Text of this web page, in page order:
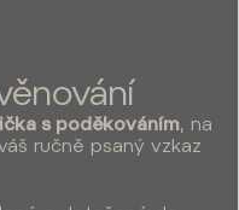
s poděkováním, na
ručně psaný vzkaz